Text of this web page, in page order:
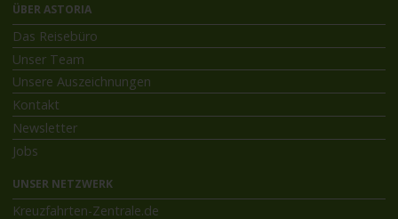
ÜBER ASTORIA
Das Reisebüro
Unser Team
Unsere Auszeichnungen
Kontakt
Newsletter
Jobs
UNSER NETZWERK
Kreuzfahrten-Zentrale.de